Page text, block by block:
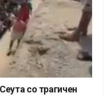
со трагичен